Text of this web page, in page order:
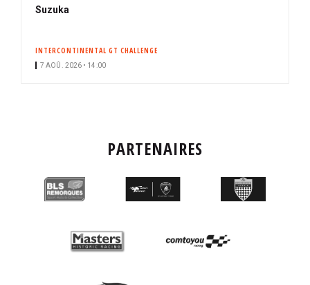
Suzuka
INTERCONTINENTAL GT CHALLENGE
7 AOÛ. 2026 • 14:00
PARTENAIRES